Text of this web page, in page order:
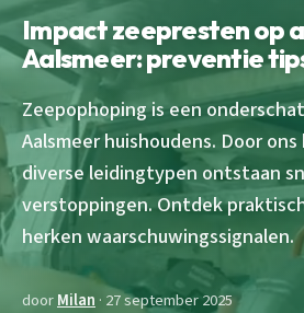
Impact zeepresten op
Aalsmeer: preventie
Zeepophoping is een
Aalsmeer huishoudens. Door
diverse leidingtypen ontstaan
verstoppingen. Ontdek
herken waarschuwingssignalen.
doorMilan · 27 september 2025